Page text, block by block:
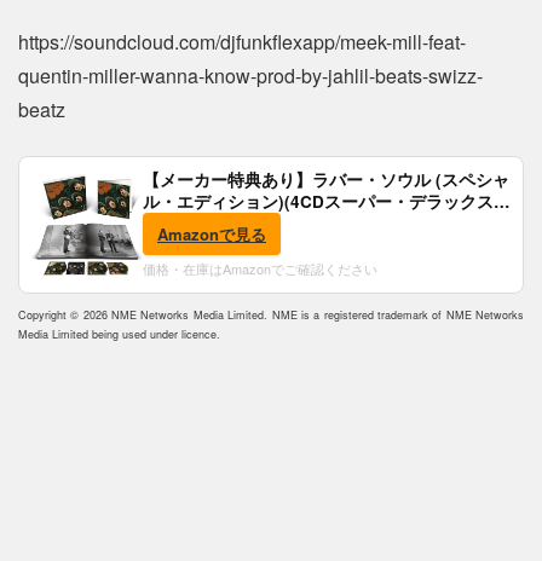
https://soundcloud.com/djfunkflexapp/meek-mill-feat-
quentin-miller-wanna-know-prod-by-jahlil-beats-swizz-
beatz
【メーカー特典あり】ラバー・ソウル (スペシャ
ル・エディション)(4CDスーパー・デラックス)
(完全生産限定盤)(SHM-CD)(特典:B2ポスター付)
Amazonで見る
価格・在庫はAmazonでご確認ください
Copyright © 2026 NME Networks Media Limited. NME is a registered trademark of NME Networks
Media Limited being used under licence.